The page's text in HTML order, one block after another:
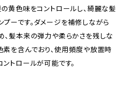
黄色味をコントロールし、綺麗な髪
ーです。ダメージを補修しながら
、髪本来の弾力や柔らかさを残しな
素を含んでおり、使用頻度や放置時
トロールが可能です。